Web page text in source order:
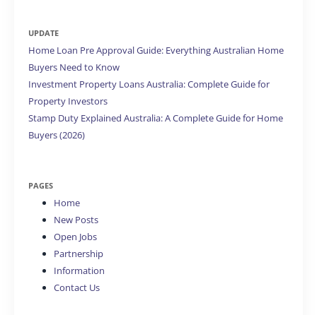
UPDATE
Home Loan Pre Approval Guide: Everything Australian Home
Buyers Need to Know
Investment Property Loans Australia: Complete Guide for
Property Investors
Stamp Duty Explained Australia: A Complete Guide for Home
Buyers (2026)
PAGES
Home
New Posts
Open Jobs
Partnership
Information
Contact Us